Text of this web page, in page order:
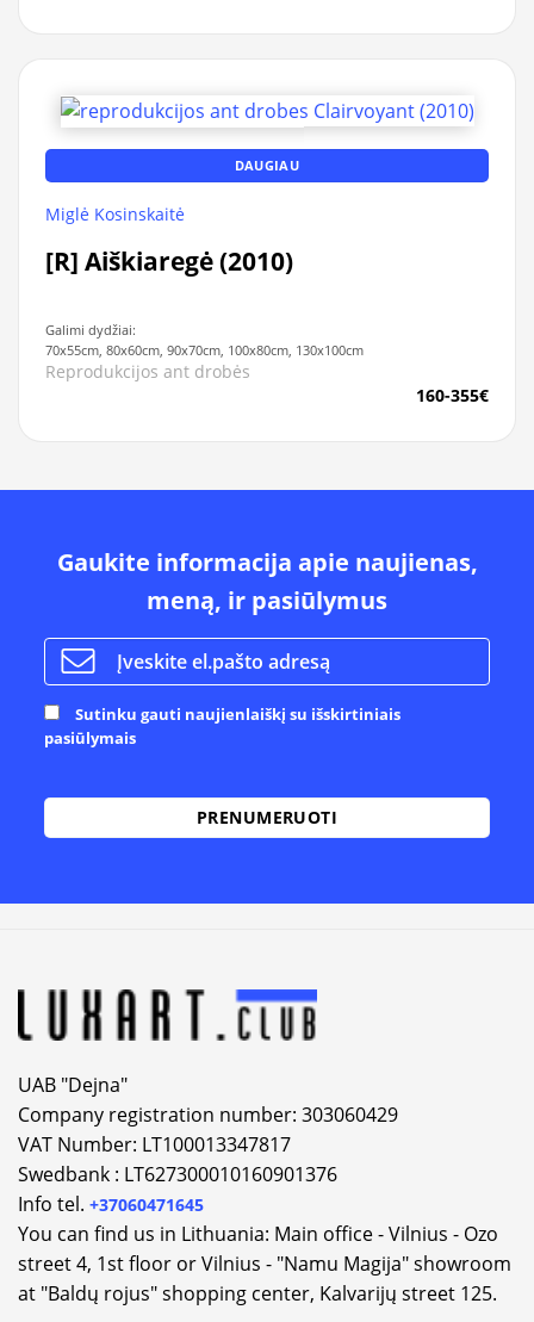
DAUGIAU
Miglė Kosinskaitė
[R] Aiškiaregė (2010)
Galimi dydžiai:
70x55cm, 80x60cm, 90x70cm, 100x80cm, 130x100cm
Reprodukcijos ant drobės
160-355€
Gaukite informacija apie naujienas,
meną, ir pasiūlymus
Sutinku gauti naujienlaiškį su išskirtiniais
pasiūlymais
UAB "Dejna"
Company registration number: 303060429
VAT Number: LT100013347817
Swedbank : LT627300010160901376
Info tel. +37060471645
You can find us in Lithuania: Main office - Vilnius - Ozo
street 4, 1st floor or Vilnius - "Namu Magija" showroom
at "Baldų rojus" shopping center, Kalvarijų street 125.